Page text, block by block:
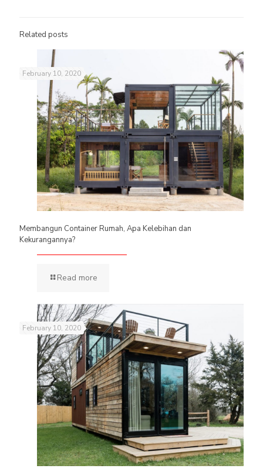
Related posts
February 10, 2020
Membangun Container Rumah, Apa Kelebihan dan
Kekurangannya?
Read more
February 10, 2020